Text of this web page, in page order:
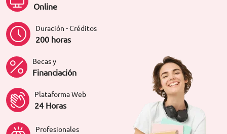
Online
Duración - Créditos
200 horas
Becas y
Financiación
Plataforma Web
24 Horas
Profesionales